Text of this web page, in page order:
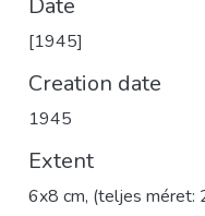
Date
[1945]
Creation date
1945
Extent
6x8 cm, (teljes méret: